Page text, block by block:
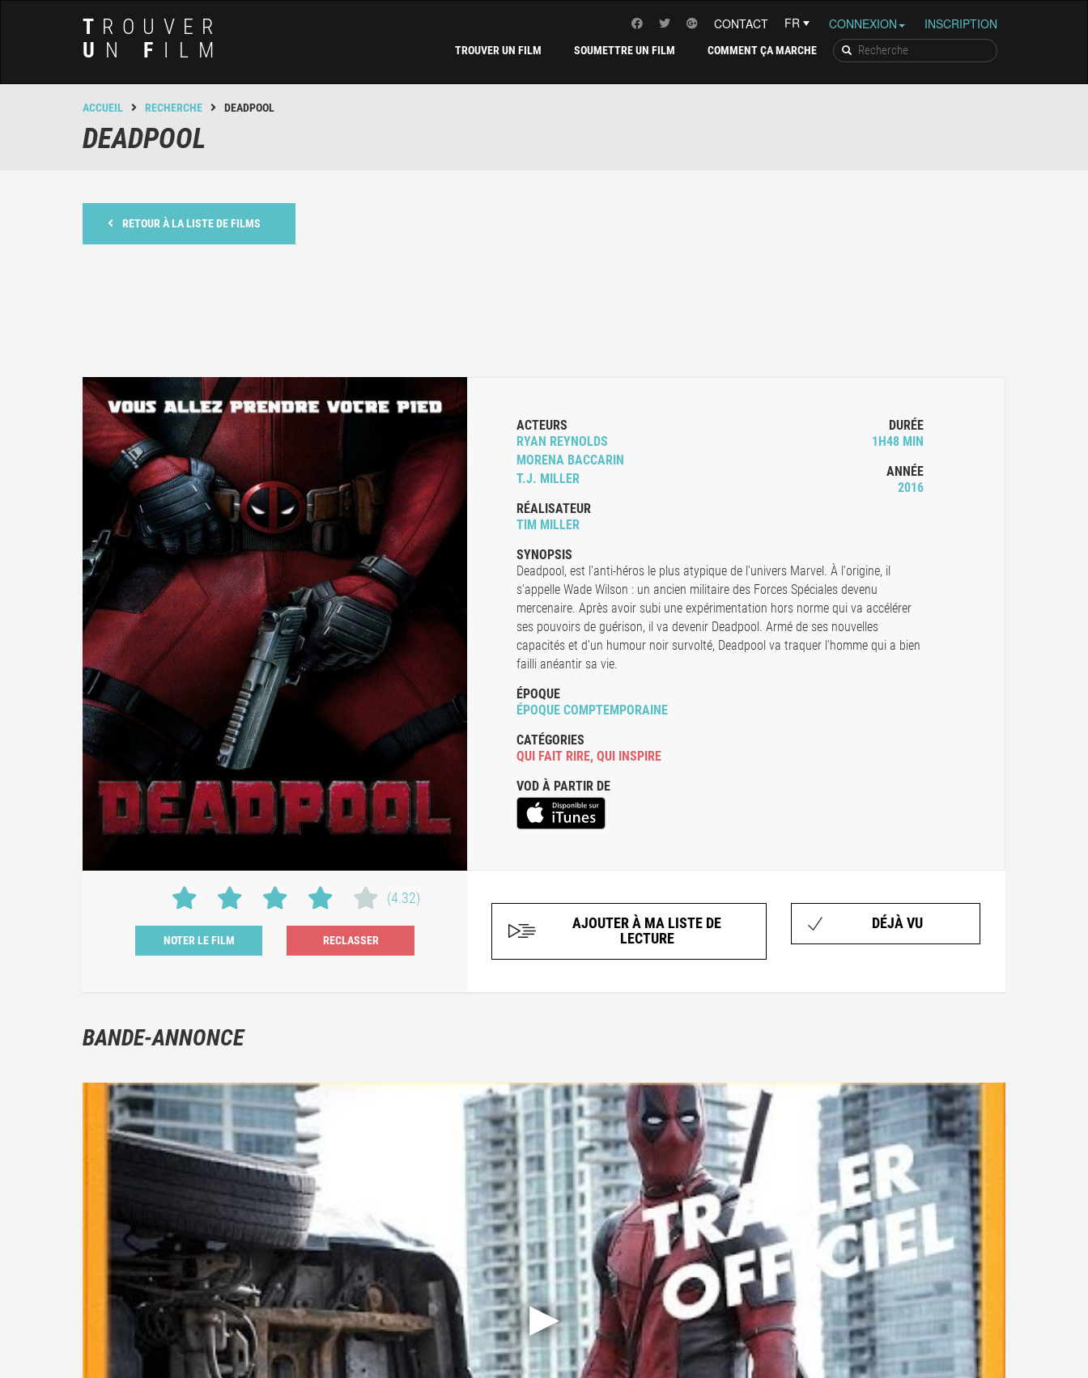
T ROUVER
U N F ILM
CONNEXION INSCRIPTION
CONTACT
COMMENT ÇA MARCHE
SOUMETTRE UN FILM
TROUVER UN FILM
ACCUEIL RECHERCHE DEADPOOL
DEADPOOL
RETOUR À LA LISTE DE FILMS
ACTEURS
RYAN REYNOLDS
MORENA BACCARIN
T.J. MILLER
RÉALISATEUR
TIM MILLER
DURÉE
1H48 MIN
ANNÉE
2016
SYNOPSIS
Deadpool, est l'anti-héros le plus atypique de l'univers Marvel. À l'origine, il
s'appelle Wade Wilson : un ancien militaire des Forces Spéciales devenu
mercenaire. Après avoir subi une expérimentation hors norme qui va accélérer
ses pouvoirs de guérison, il va devenir Deadpool. Armé de ses nouvelles
capacités et d'un humour noir survolté, Deadpool va traquer l'homme qui a bien
failli anéantir sa vie.
ÉPOQUE
ÉPOQUE COMPTEMPORAINE
CATÉGORIES
QUI FAIT RIRE, QUI INSPIRE
VOD À PARTIR DE
(4.32)
NOTER LE FILM
AJOUTER À MA LISTE DE
LECTURE
DÉJÀ VU
BANDE-ANNONCE